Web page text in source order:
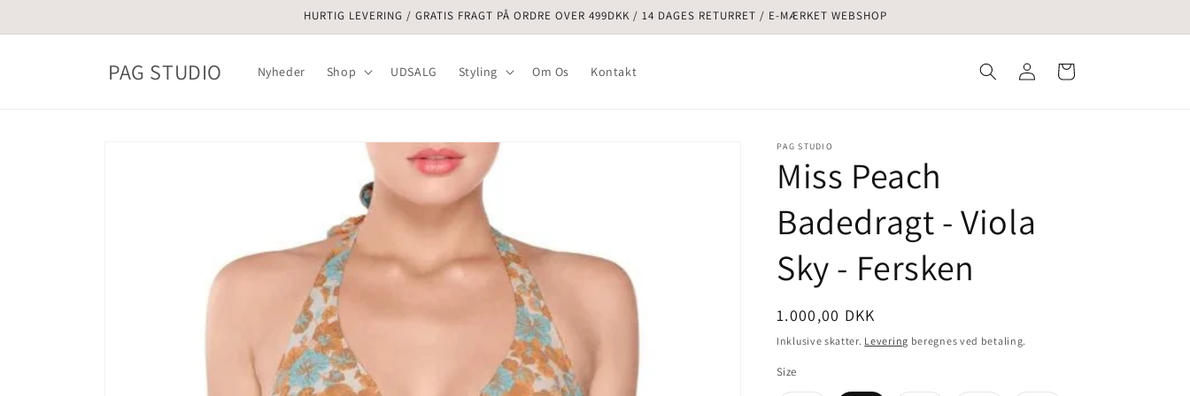
HURTIG LEVERING / GRATIS FRAGT PÅ ORDRE OVER 499DKK / 14 DAGES RETURRET / E-MÆRKET WEBSHOP
PAG STUDIO Nyheder Shop UDSALG Styling Om Os Kontakt
Log
ind
Indkøbskurv
PAG STUDIO
Miss Peach
Badedragt - Viola
Sky - Fersken
Normalpris
1.000,00 DKK
Inklusive skatter. Levering beregnes ved betaling.
Size